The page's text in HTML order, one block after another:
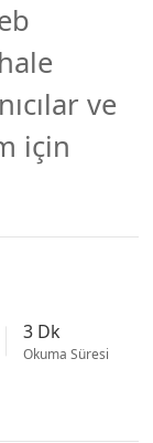
ve
için
3 Dk
Okuma Süresi